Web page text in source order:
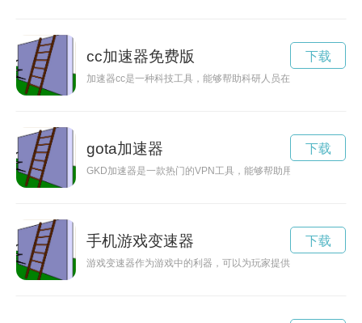
cc加速器免费版
加速器cc是一种科技工具，能够帮助科研人员在未知领域探索
下载
gota加速器
GKD加速器是一款热门的VPN工具，能够帮助用户加速网络访
下载
手机游戏变速器
游戏变速器作为游戏中的利器，可以为玩家提供更加刺激和乐
下载